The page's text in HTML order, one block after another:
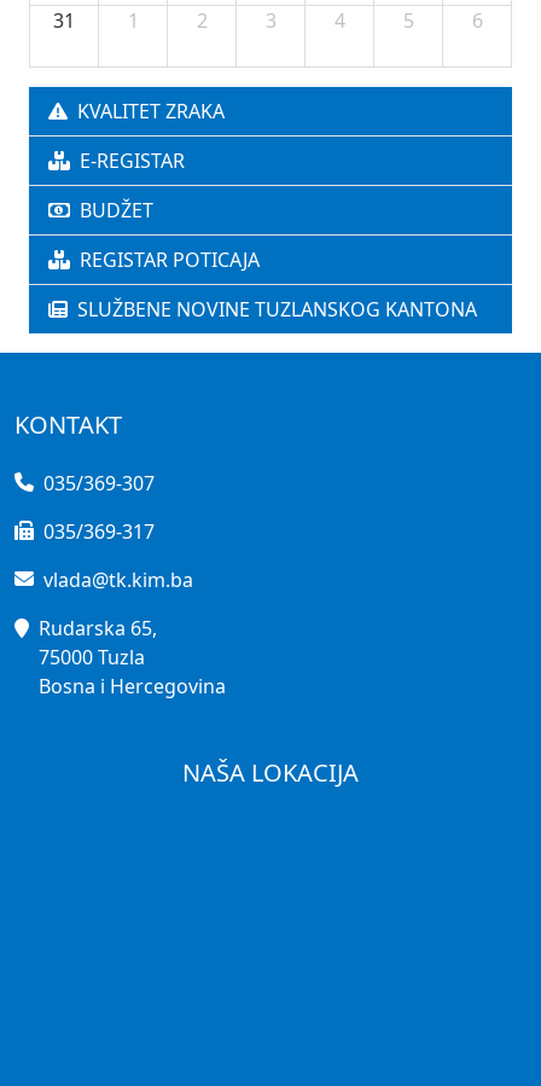
31 1 2 3 4 5 6
KVALITET ZRAKA
E-REGISTAR
BUDŽET
REGISTAR POTICAJA
SLUŽBENE NOVINE TUZLANSKOG KANTONA
KONTAKT
035/369-307
035/369-317
vlada@tk.kim.ba
Rudarska 65,
75000 Tuzla
Bosna i Hercegovina
NAŠA LOKACIJA